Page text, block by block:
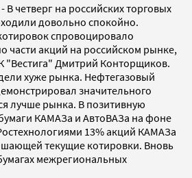
В четверг на российских торговых
довольно спокойно.
спровоцировало
акций на российском рынке,
"Вестига" Дмитрий Конторщиков.
хуже рынка. Нефтегазовый
значительного
лучше рынка. В позитивную
КАМАЗа и АвтоВАЗа на фоне
13% акций КАМАЗа
текущие котировки. Вновь
межрегиональных